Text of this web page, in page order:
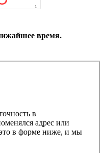
время.
в
адрес или
в форме ниже, и мы